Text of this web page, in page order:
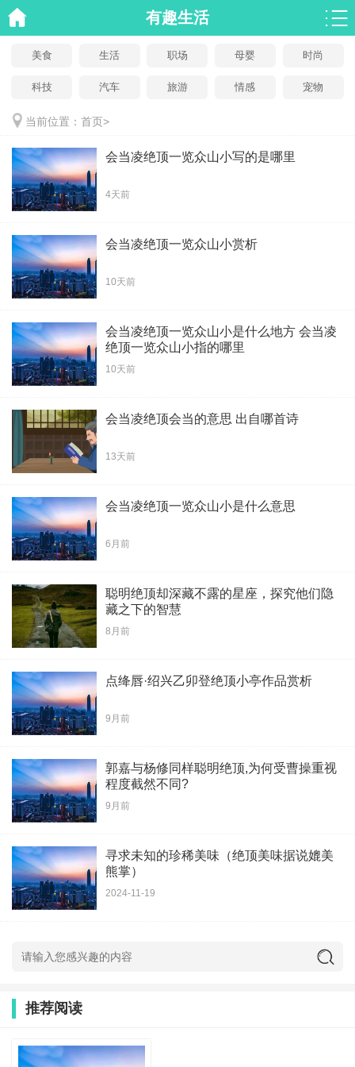
有趣生活
美食 生活 职场 母婴 时尚
科技 汽车 旅游 情感 宠物
当前位置： 首页>
会当凌绝顶一览众山小写的是哪里
4天前
会当凌绝顶一览众山小赏析
10天前
会当凌绝顶一览众山小是什么地方 会当凌
绝顶一览众山小指的哪里
10天前
会当凌绝顶会当的意思 出自哪首诗
13天前
会当凌绝顶一览众山小是什么意思
6月前
聪明绝顶却深藏不露的星座，探究他们隐
藏之下的智慧
8月前
点绛唇·绍兴乙卯登绝顶小亭作品赏析
9月前
郭嘉与杨修同样聪明绝顶,为何受曹操重视
程度截然不同?
9月前
寻求未知的珍稀美味（绝顶美味据说媲美
熊掌）
2024-11-19
推荐阅读